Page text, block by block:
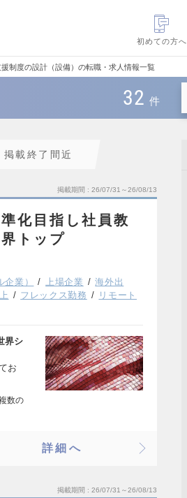
初めての方へ
制度の設計（設備）の転職・求人情報一覧
32 件
掲載終了間近
掲載期間 26/07/31～26/08/13
化目指し社員教
トップ
業） 上場企業
海外出
フレックス勤務
リモート
界シ
お
数の
詳細へ
掲載期間 26/07/31～26/08/13